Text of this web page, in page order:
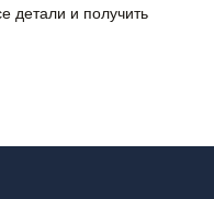
детали и получить